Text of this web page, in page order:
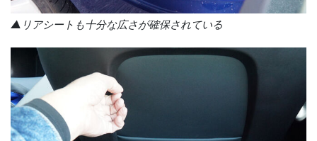
▲リアシートも十分な広さが確保されている